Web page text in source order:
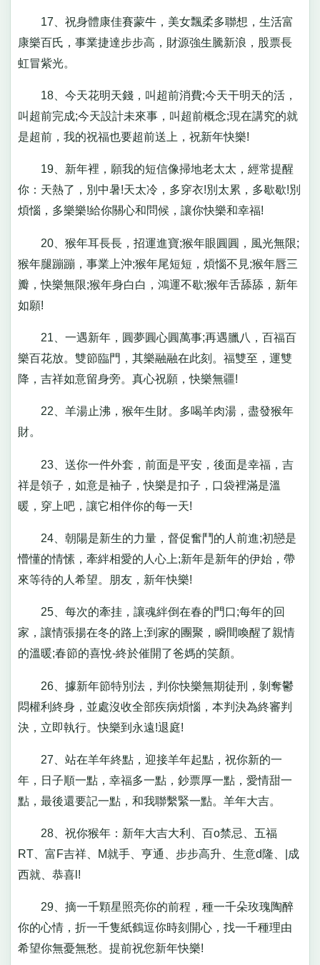
17、祝身體康佳賽蒙牛，美女飄柔多聯想，生活富
康樂百氏，事業捷達步步高，財源強生騰新浪，股票長
虹冒紫光。
18、今天花明天錢，叫超前消費;今天干明天的活，
叫超前完成;今天設計未來事，叫超前概念;現在講究的就
是超前，我的祝福也要超前送上，祝新年快樂!
19、新年裡，願我的短信像掃地老太太，經常提醒
你：天熱了，別中暑!天太冷，多穿衣!別太累，多歇歇!別
煩惱，多樂樂!給你關心和問候，讓你快樂和幸福!
20、猴年耳長長，招運進寶;猴年眼圓圓，風光無限;
猴年腿蹦蹦，事業上沖;猴年尾短短，煩惱不見;猴年唇三
瓣，快樂無限;猴年身白白，鴻運不歇;猴年舌舔舔，新年
如願!
21、一遇新年，圓夢圓心圓萬事;再遇臘八，百福百
樂百花放。雙節臨門，其樂融融在此刻。福雙至，運雙
降，吉祥如意留身旁。真心祝願，快樂無疆!
22、羊湯止沸，猴年生財。多喝羊肉湯，盡發猴年
財。
23、送你一件外套，前面是平安，後面是幸福，吉
祥是領子，如意是袖子，快樂是扣子，口袋裡滿是溫
暖，穿上吧，讓它相伴你的每一天!
24、朝陽是新生的力量，督促奮鬥的人前進;初戀是
懵懂的情愫，牽絆相愛的人心上;新年是新年的伊始，帶
來等待的人希望。朋友，新年快樂!
25、每次的牽挂，讓魂絆倒在春的門口;每年的回
家，讓情張揚在冬的路上;到家的團聚，瞬間喚醒了親情
的溫暖;春節的喜悅-終於催開了爸媽的笑顏。
26、據新年節特別法，判你快樂無期徒刑，剝奪鬱
悶權利終身，並處沒收全部疾病煩惱，本判決為終審判
決，立即執行。快樂到永遠!退庭!
27、站在羊年終點，迎接羊年起點，祝你新的一
年，日子順一點，幸福多一點，鈔票厚一點，愛情甜一
點，最後還要記一點，和我聯繫緊一點。羊年大吉。
28、祝你猴年：新年大吉大利、百o禁忌、五福
RT、富F吉祥、M就手、亨通、步步高升、生意d隆、|成
西就、恭喜l!
29、摘一千顆星照亮你的前程，種一千朵玫瑰陶醉
你的心情，折一千隻紙鶴逗你時刻開心，找一千種理由
希望你無憂無愁。提前祝您新年快樂!